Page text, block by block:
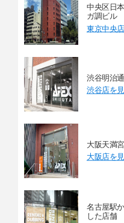
中央区日
ガ調ビル
東京中央
渋谷明治
渋谷店を
大阪天満
大阪店を
名古屋駅
した店舗